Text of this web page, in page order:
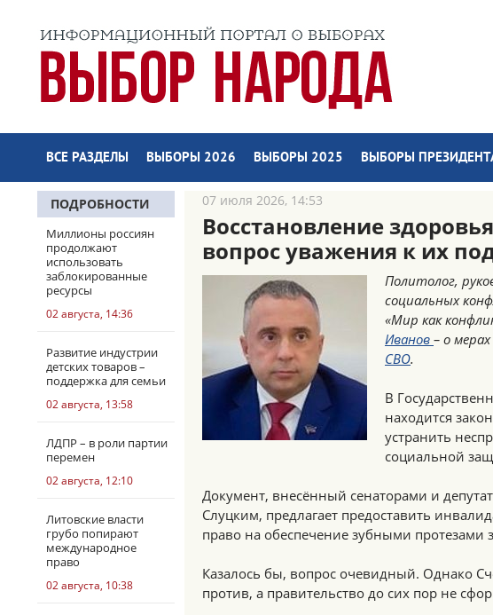
ВСЕ РАЗДЕЛЫ ВЫБОРЫ 2026 ВЫБОРЫ 2025 ВЫБОРЫ
ПОДРОБНОСТИ
Миллионы россиян
продолжают
использовать
заблокированные
ресурсы
02 августа, 14:36
Развитие индустрии
детских товаров –
поддержка для семьи
02 августа, 13:58
ЛДПР – в роли партии
перемен
02 августа, 12:10
Литовские власти
грубо попирают
международное
право
02 августа, 10:38
07 июля 2026, 14:53
Восстановление
вопрос уважения к их
Политолог,
социальных
«Мир как
Иванов – о
СВО.
В
находится
устранить
социальной
Документ, внесённый сенаторами и
Слуцким, предлагает предоставить
право на обеспечение зубными протезами
Казалось бы, вопрос очевидный. Однако
против, а правительство до сих пор не